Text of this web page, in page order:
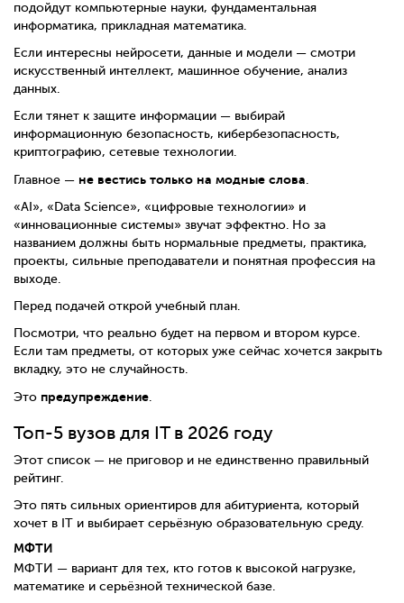
подойдут компьютерные науки, фундаментальная
информатика, прикладная математика.
Если интересны нейросети, данные и модели — смотри
искусственный интеллект, машинное обучение, анализ
данных.
Если тянет к защите информации — выбирай
информационную безопасность, кибербезопасность,
криптографию, сетевые технологии.
Главное — не вестись только на модные слова.
«AI», «Data Science», «цифровые технологии» и
«инновационные системы» звучат эффектно. Но за
названием должны быть нормальные предметы, практика,
проекты, сильные преподаватели и понятная профессия на
выходе.
Перед подачей открой учебный план.
Посмотри, что реально будет на первом и втором курсе.
Если там предметы, от которых уже сейчас хочется закрыть
вкладку, это не случайность.
Это предупреждение.
Топ-5 вузов для IT в 2026 году
Этот список — не приговор и не единственно правильный
рейтинг.
Это пять сильных ориентиров для абитуриента, который
хочет в IT и выбирает серьёзную образовательную среду.
МФТИ
МФТИ — вариант для тех, кто готов к высокой нагрузке,
математике и серьёзной технической базе.